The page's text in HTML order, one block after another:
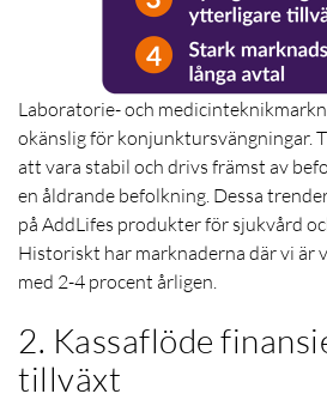
Laboratorie- och
okänslig för konjunktursvängningar.
att vara stabil och drivs främst av
en åldrande befolkning. Dessa
på AddLifes produkter för sjukvård
Historiskt har marknaderna där vi är
med 2-4 procent årligen.
2. Kassaflöde
tillväxt